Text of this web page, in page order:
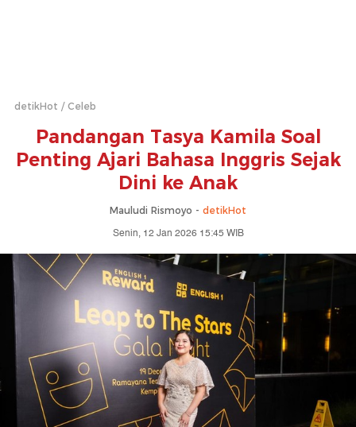
detikHot Celeb
Pandangan Tasya Kamila Soal
Penting Ajari Bahasa Inggris Sejak
Dini ke Anak
Mauludi Rismoyo - detikHot
Senin, 12 Jan 2026 15:45 WIB